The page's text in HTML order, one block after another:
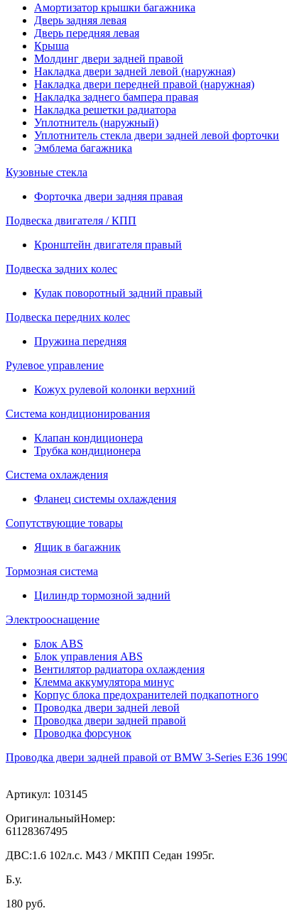
Амортизатор крышки багажника
Дверь задняя левая
Дверь передняя левая
Крыша
Молдинг двери задней правой
Накладка двери задней левой (наружная)
Накладка двери передней правой (наружная)
Накладка заднего бампера правая
Накладка решетки радиатора
Уплотнитель (наружный)
Уплотнитель стекла двери задней левой форточки
Эмблема багажника
Кузовные стекла
Форточка двери задняя правая
Подвеска двигателя / КПП
Кронштейн двигателя правый
Подвеска задних колес
Кулак поворотный задний правый
Подвеска передних колес
Пружина передняя
Рулевое управление
Кожух рулевой колонки верхний
Система кондиционирования
Клапан кондиционера
Трубка кондиционера
Система охлаждения
Фланец системы охлаждения
Сопутствующие товары
Ящик в багажник
Тормозная система
Цилиндр тормозной задний
Электрооснащение
Блок ABS
Блок управления ABS
Вентилятор радиатора охлаждения
Клемма аккумулятора минус
Корпус блока предохранителей подкапотного
Проводка двери задней левой
Проводка двери задней правой
Проводка форсунок
Проводка двери задней правой от BMW 3-Series E36
Артикул: 103145
ОригинальныйНомер:
61128367495
ДВС:1.6 102л.с. М43 / МКПП Седан 1995г.
Б.у.
180 руб.